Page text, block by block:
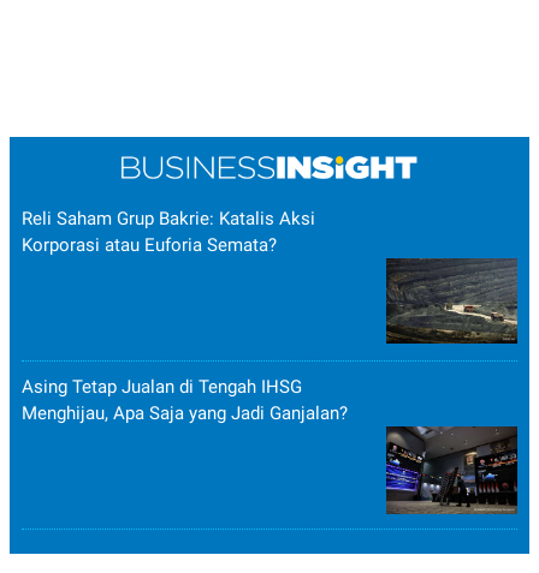
Reli Saham Grup Bakrie: Katalis Aksi
Korporasi atau Euforia Semata?
Asing Tetap Jualan di Tengah IHSG
Menghijau, Apa Saja yang Jadi Ganjalan?